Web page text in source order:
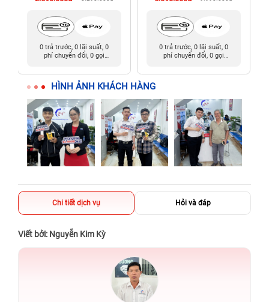
0 trả trước, 0 lãi suất, 0
phí chuyển đổi, 0 gọi
0 trả trước, 0 lãi suất, 0
phí chuyển đổi, 0 gọi
HÌNH ẢNH KHÁCH HÀNG
Chi tiết dịch vụ Hỏi và đáp
Viết bởi: Nguyễn Kim Kỳ